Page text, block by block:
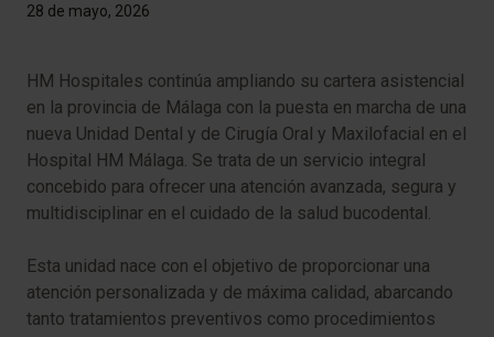
28 de mayo, 2026
HM Hospitales continúa ampliando su cartera asistencial
en la provincia de Málaga con la puesta en marcha de una
nueva Unidad Dental y de Cirugía Oral y Maxilofacial en el
Hospital HM Málaga. Se trata de un servicio integral
concebido para ofrecer una atención avanzada, segura y
multidisciplinar en el cuidado de la salud bucodental.
Esta unidad nace con el objetivo de proporcionar una
atención personalizada y de máxima calidad, abarcando
tanto tratamientos preventivos como procedimientos